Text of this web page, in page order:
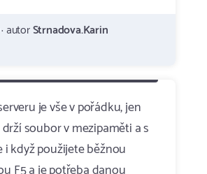
autorStrnadova.Karin
je vše v pořádku, jen
soubor v mezipaměti a s
když použijete běžnou